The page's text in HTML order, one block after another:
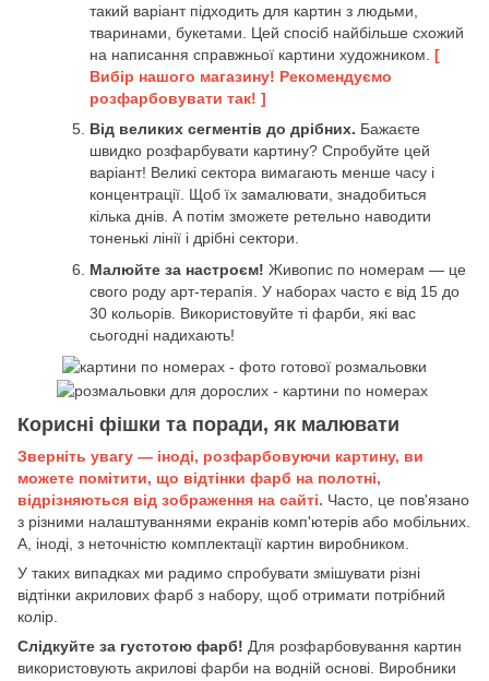
такий варіант підходить для картин з людьми,
тваринами, букетами. Цей спосіб найбільше схожий
на написання справжньої картини художником. [
Вибір нашого магазину! Рекомендуємо
розфарбовувати так! ]
Від великих сегментів до дрібних. Бажаєте
швидко розфарбувати картину? Спробуйте цей
варіант! Великі сектора вимагають менше часу і
концентрації. Щоб їх замалювати, знадобиться
кілька днів. А потім зможете ретельно наводити
тоненькі лінії і дрібні сектори.
Малюйте за настроєм! Живопис по номерам — це
свого роду арт-терапія. У наборах часто є від 15 до
30 кольорів. Використовуйте ті фарби, які вас
сьогодні надихають!
Корисні фішки та поради, як малювати
Зверніть увагу — іноді, розфарбовуючи картину, ви
можете помітити, що відтінки фарб на полотні,
відрізняються від зображення на сайті. Часто, це пов'язано
з різними налаштуваннями екранів комп'ютерів або мобільних.
А, іноді, з неточністю комплектації картин виробником.
У таких випадках ми радимо спробувати змішувати різні
відтінки акрилових фарб з набору, щоб отримати потрібний
колір.
Слідкуйте за густотою фарб! Для розфарбовування картин
використовують акрилові фарби на водній основі. Виробники